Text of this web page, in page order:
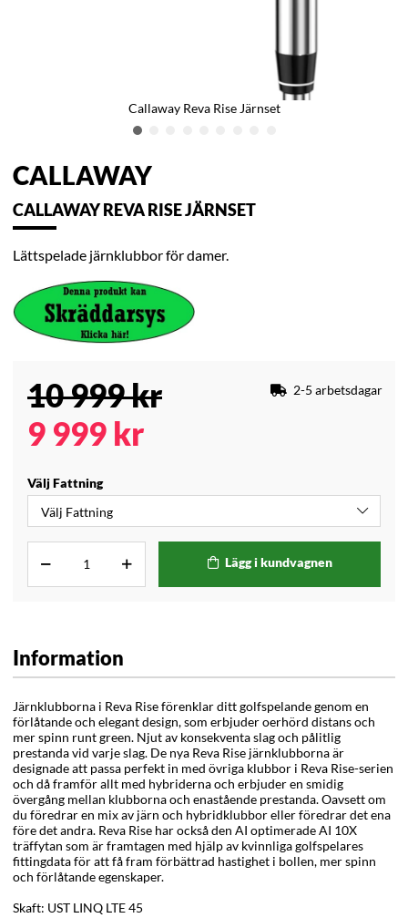
Callaway Reva Rise Järnset
CALLAWAY
CALLAWAY REVA RISE JÄRNSET
Lättspelade järnklubbor för damer.
10 999kr
9 999 kr
2-5 arbetsdagar
Välj Fattning
Lägg i kundvagnen
Information
Järnklubborna i Reva Rise förenklar ditt golfspelande genom en
förlåtande och elegant design, som erbjuder oerhörd distans och
mer spinn runt green. Njut av konsekventa slag och pålitlig
prestanda vid varje slag. De nya Reva Rise järnklubborna är
designade att passa perfekt in med övriga klubbor i Reva Rise-serien
och då framför allt med hybriderna och erbjuder en smidig
övergång mellan klubborna och enastående prestanda. Oavsett om
du föredrar en mix av järn och hybridklubbor eller föredrar det ena
före det andra. Reva Rise har också den AI optimerade AI 10X
träffytan som är framtagen med hjälp av kvinnliga golfspelares
fittingdata för att få fram förbättrad hastighet i bollen, mer spinn
och förlåtande egenskaper.
Skaft: UST LINQ LTE 45